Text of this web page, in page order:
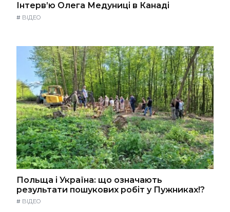
Інтерв’ю Олега Медуниці в Канаді
# ВІДЕО
Польща і Україна: що означають
результати пошукових робіт у Пужниках!?
# ВІДЕО